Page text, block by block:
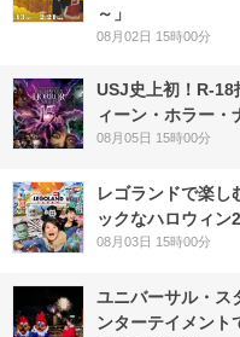
～」
08月02日 15時00分
USJ史上初！R-18
ィーン・ホラー・
08月05日 15時00分
レゴランドで楽し
ックなハロウィン
08月03日 15時00分
ユニバーサル・ス
ンターテイメント